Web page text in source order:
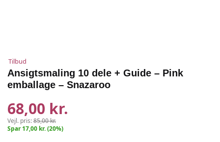
Tilbud
Ansigtsmaling 10 dele + Guide – Pink
emballage – Snazaroo
68,00 kr.
Vejl. pris:85,00 kr.
Spar 17,00 kr. (20%)